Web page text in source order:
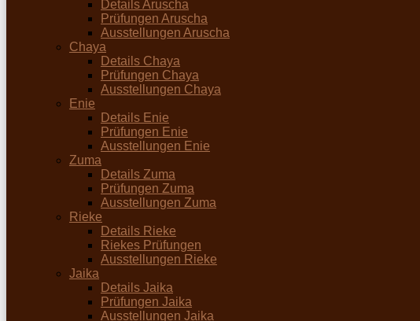
Details Aruscha
Prüfungen Aruscha
Ausstellungen Aruscha
Chaya
Details Chaya
Prüfungen Chaya
Ausstellungen Chaya
Enie
Details Enie
Prüfungen Enie
Ausstellungen Enie
Zuma
Details Zuma
Prüfungen Zuma
Ausstellungen Zuma
Rieke
Details Rieke
Riekes Prüfungen
Ausstellungen Rieke
Jaika
Details Jaika
Prüfungen Jaika
Ausstellungen Jaika